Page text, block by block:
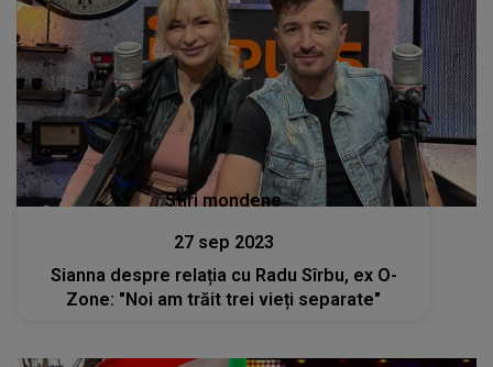
Stiri mondene
27 sep 2023
Sianna despre relația cu Radu Sîrbu, ex O-
Zone: "Noi am trăit trei vieți separate"